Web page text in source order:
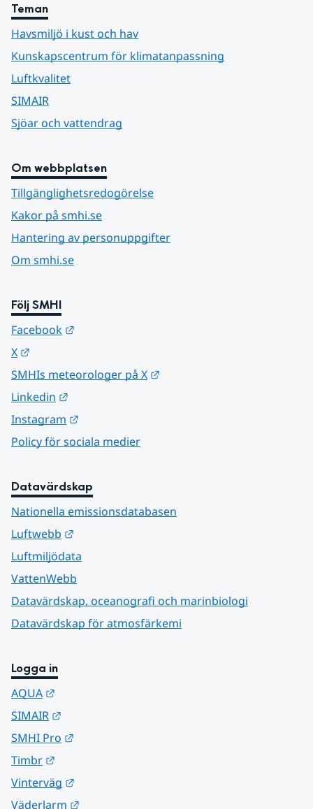
Teman
Havsmiljö i kust och hav
Kunskapscentrum för klimatanpassning
Luftkvalitet
SIMAIR
Sjöar och vattendrag
Om webbplatsen
Tillgänglighetsredogörelse
Kakor på smhi.se
Hantering av personuppgifter
Om smhi.se
Följ SMHI
Facebook
X
SMHIs meteorologer på X
Linkedin
Instagram
Policy för sociala medier
Datavärdskap
Nationella emissionsdatabasen
Luftwebb
Luftmiljödata
VattenWebb
Datavärdskap, oceanografi och marinbiologi
Datavärdskap för atmosfärkemi
Logga in
AQUA
SIMAIR
SMHI Pro
Timbr
Vinterväg
Väderlarm